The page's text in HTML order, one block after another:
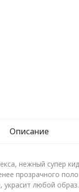
Описание
нежный супер
прозрачного
украсит любой образ.